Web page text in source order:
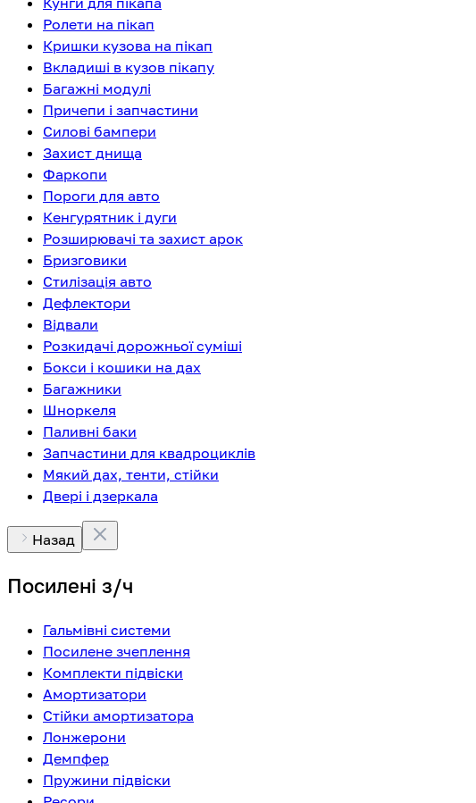
Ролети на пікап
Кришки кузова на пікап
Вкладиші в кузов пікапу
Багажні модулі
Причепи і запчастини
Силові бампери
Захист днища
Фаркопи
Пороги для авто
Кенгурятник і дуги
Розширювачі та захист арок
Бризговики
Стилізація авто
Дефлектори
Відвали
Розкидачі дорожньої суміші
Бокси і кошики на дах
Багажники
Шноркеля
Паливні баки
Запчастини для квадроциклів
Мякий дах, тенти, стійки
Двері і дзеркала
Назад
Посилені з/ч
Гальмівні системи
Посилене зчеплення
Комплекти підвіски
Амортизатори
Стійки амортизатора
Лонжерони
Демпфер
Пружини підвіски